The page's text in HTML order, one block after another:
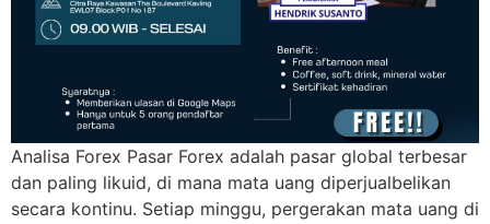
Analisa Forex Pasar Forex adalah pasar global terbesar
dan paling likuid, di mana mata uang diperjualbelikan
secara kontinu. Setiap minggu, pergerakan mata uang di